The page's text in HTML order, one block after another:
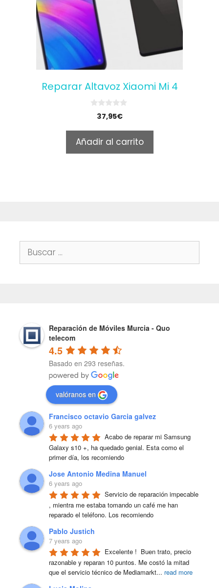
Reparar Altavoz Xiaomi Mi 4
o
f
5
37,95€
Añadir al carrito
Buscar:
Reparación de Móviles Murcia - Quo
telecom
4.5
Basado en 293 reseñas.
valóranos en
Francisco octavio Garcia galvez
6 years ago
Acabo de reparar mi Samsung
Galaxy s10 +, ha quedado genial. Esta como el
primer día, los recomiendo
Jose Antonio Medina Manuel
6 years ago
Servicio de reparación impecable
, mientra me estaba tomando un café me han
reparado el teléfono. Los recomiendo
Pablo Justich
7 years ago
Excelente !  Buen trato, precio
razonable y reparan 10 puntos. Me costó la mitad
que el servicio técnico de Mediamarkt... read more